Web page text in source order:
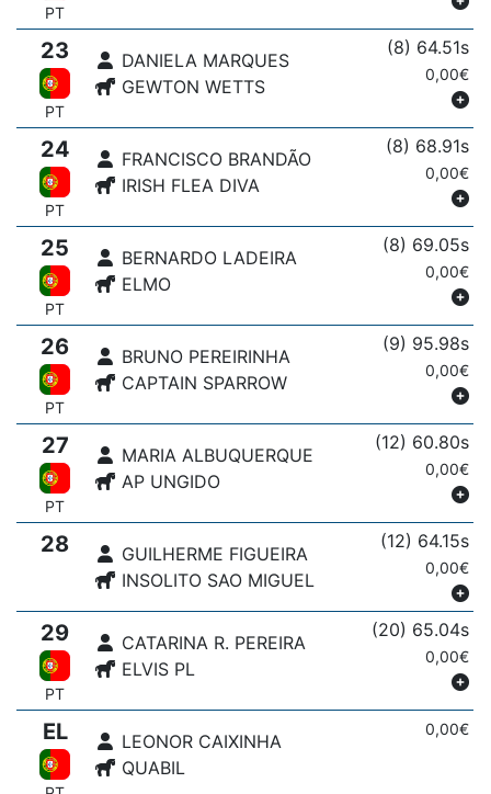
PT
23
PT
DANIELA MARQUES
GEWTON WETTS
(8) 64.51s
0,00€
24
PT
FRANCISCO BRANDÃO
IRISH FLEA DIVA
(8) 68.91s
0,00€
25
PT
BERNARDO LADEIRA
ELMO
(8) 69.05s
0,00€
26
PT
BRUNO PEREIRINHA
CAPTAIN SPARROW
(9) 95.98s
0,00€
27
PT
MARIA ALBUQUERQUE
AP UNGIDO
(12) 60.80s
0,00€
28
GUILHERME FIGUEIRA
INSOLITO SAO MIGUEL
(12) 64.15s
0,00€
29
PT
CATARINA R. PEREIRA
ELVIS PL
(20) 65.04s
0,00€
EL
LEONOR CAIXINHA
QUABIL
0,00€